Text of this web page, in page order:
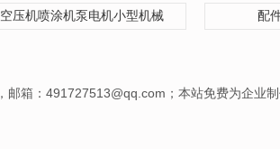
空压机喷涂机泵电机小型机械 配
：491727513@qq.com；本站免费为企业